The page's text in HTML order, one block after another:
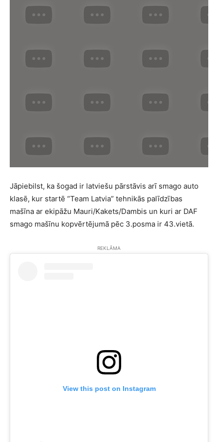
Jāpiebilst, ka šogad ir latviešu pārstāvis arī smago auto
klasē, kur startē “Team Latvia” tehnikās palīdzības
mašīna ar ekipāžu Mauri/Kakets/Dambis un kuri ar DAF
smago mašīnu kopvērtējumā pēc 3.posma ir 43.vietā.
REKLĀMA
View this post on Instagram